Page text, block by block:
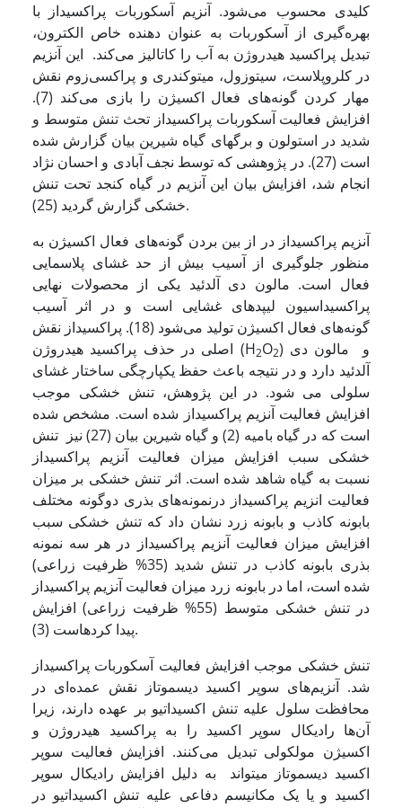
کلیدی محسوب می‌شود. آنزیم آسکوربات پراکسیداز با
بهره‌گیری از آسکوربات به عنوان دهنده خاص الکترون،
تبدیل پراکسید هیدروژن به آب را کاتالیز می‌کند. این آنزیم
در کلروپلاست، سیتوزول، میتوکندری و پراکسی‌زوم نقش
مهار کردن گونه‌های فعال اکسیژن را بازی می‌کند (7).
افزایش فعالیت آسکوربات پراکسیداز تحث تنش متوسط و
شدید در استولون و برگهای گیاه شیرین بیان گزارش شده
است (27). در پژوهشی که توسط نجف آبادی و احسان نژاد
انجام شد، افزایش بیان این آنزیم در گیاه کنجد تحت تنش
خشکی گزارش گردید (25).
آنزیم پراکسیداز در از بین بردن گونه‌های فعال اکسیژن به
منظور جلوگیری از آسیب بیش از حد غشای پلاسمایی
فعال است. مالون دی آلدئید یکی از محصولات نهایی
پراکسیداسیون لیپد‌های غشایی است و در اثر آسیب
گونه‌های فعال اکسیژن تولید می‌شود (18). پراکسیداز نقش
اصلی در حذف پراکسید هیدروژن (H2O2) و مالون دی
آلدئید دارد و در نتیجه باعث حفظ یکپارچگی ساختار غشای
سلولی می شود. در این پژوهش، تنش خشکی موجب
افزایش فعالیت آنزیم پراکسیداز شده است. مشخص شده
است که در گیاه بامیه (2) و گیاه شیرین بیان (27) نیز تنش
خشکی سبب افزایش میزان فعالیت آنزیم پراکسیداز
نسبت به گیاه شاهد شده است. اثر تنش خشکی بر میزان
فعالیت انزیم پراکسیداز درنمونه­‌های بذری دوگونه مختلف
بابونه کاذب و بابونه زرد نشان داد که تنش خشکی سبب
افزایش میزان فعالیت آنزیم پراکسیداز در هر سه نمونه
بذری بابونه کاذب در تنش شدید (35% ظرفیت زراعی)
شده است، اما در بابونه زرد میزان فعالیت آنزیم پراکسیداز
در تنش خشکی متوسط (55% ظرفیت زراعی) افزایش
پیدا کرده­است (3).
تنش خشکی موجب افزایش فعالیت آسکوربات پراکسیداز
شد. آنزیم‌های سوپر اکسید دیسموتاز نقش عمده‌ای در
محافظت سلول علیه تنش اکسیداتیو بر عهده دارند، زیرا
آن‌ها رادیکال سوپر اکسید را به پراکسید هیدروژن و
اکسیژن مولکولی تبدیل می‌کنند. افزایش فعالیت سوپر
اکسید دیسموتاز می­تواند به دلیل افزایش رادیکال سوپر
اکسید و یا یک مکانیسم دفاعی علیه تنش اکسیداتیو در